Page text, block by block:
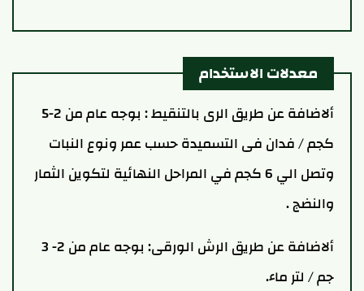
معدلات الاستخدام
ألاضافة عن طريق الرى بالتنقيط : بوجه عام من 2-5
كجم / فدان فى التسميدة حسب عمر ونوع النبات
وتصل الي 6 كجم في المراحل النهائية لتكوين الثمار
والنضج .
ألاضافة عن طريق الرش الورقى: بوجه عام من 2- 3
جم / لتر ماء.